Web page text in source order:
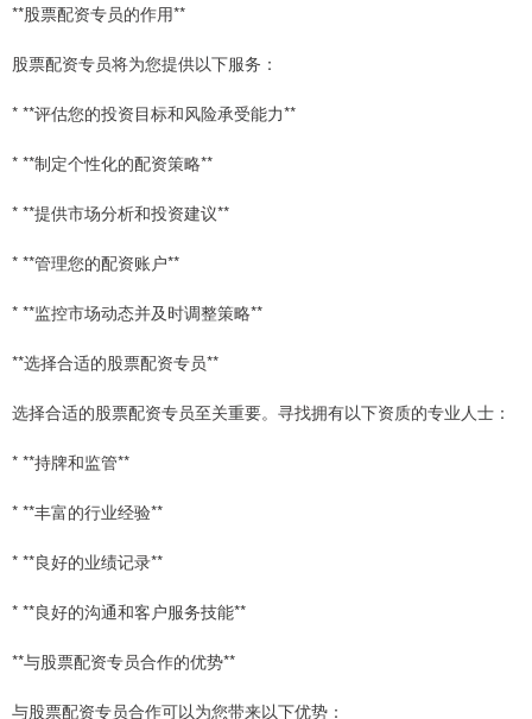
**股票配资专员的作用**
股票配资专员将为您提供以下服务：
* **评估您的投资目标和风险承受能力**
* **制定个性化的配资策略**
* **提供市场分析和投资建议**
* **管理您的配资账户**
* **监控市场动态并及时调整策略**
**选择合适的股票配资专员**
选择合适的股票配资专员至关重要。寻找拥有以下资质的专业人士：
* **持牌和监管**
* **丰富的行业经验**
* **良好的业绩记录**
* **良好的沟通和客户服务技能**
**与股票配资专员合作的优势**
与股票配资专员合作可以为您带来以下优势：